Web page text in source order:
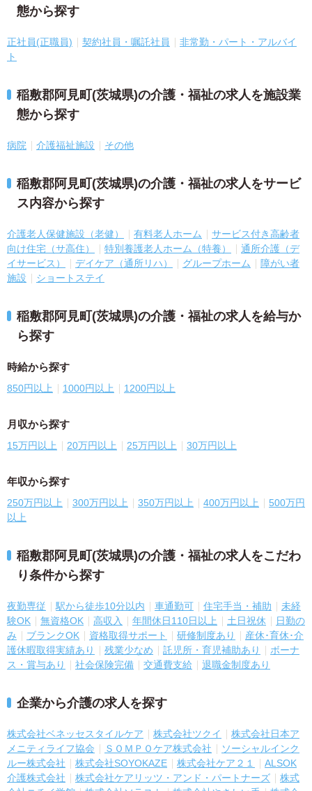
態から探す
正社員(正職員) 契約社員・嘱託社員
非常勤・パート・アルバイ
ト
稲敷郡阿見町(茨城県)の介護・福祉の求人を施設業
態から探す
病院 介護福祉施設 その他
稲敷郡阿見町(茨城県)の介護・福祉の求人をサービ
ス内容から探す
介護老人保健施設（老健） 有料老人ホーム
サービス付き高齢者
向け住宅（サ高住）
特別養護老人ホーム（特養）
通所介護（デ
イサービス）
デイケア（通所リハ） グループホーム
障がい者
施設
ショートステイ
稲敷郡阿見町(茨城県)の介護・福祉の求人を給与か
ら探す
時給から探す
850円以上 1000円以上 1200円以上
月収から探す
15万円以上 20万円以上 25万円以上 30万円以上
年収から探す
250万円以上 300万円以上 350万円以上 400万円以上
500万円
以上
稲敷郡阿見町(茨城県)の介護・福祉の求人をこだわ
り条件から探す
夜勤専従 駅から徒歩10分以内 車通勤可 住宅手当・補助
未経
験OK
無資格OK 高収入 年間休日110日以上 土日祝休
日勤の
み
ブランクOK 資格取得サポート 研修制度あり
産休･育休･介
護休暇取得実績あり
残業少なめ 託児所・育児補助あり
ボーナ
ス・賞与あり
社会保険完備 交通費支給 退職金制度あり
企業から介護の求人を探す
株式会社ベネッセスタイルケア 株式会社ツクイ
株式会社日本ア
メニティライフ協会
ＳＯＭＰＯケア株式会社
ソーシャルインク
ルー株式会社
株式会社SOYOKAZE 株式会社ケア２１
ALSOK
介護株式会社
株式会社ケアリッツ・アンド・パートナーズ
株式